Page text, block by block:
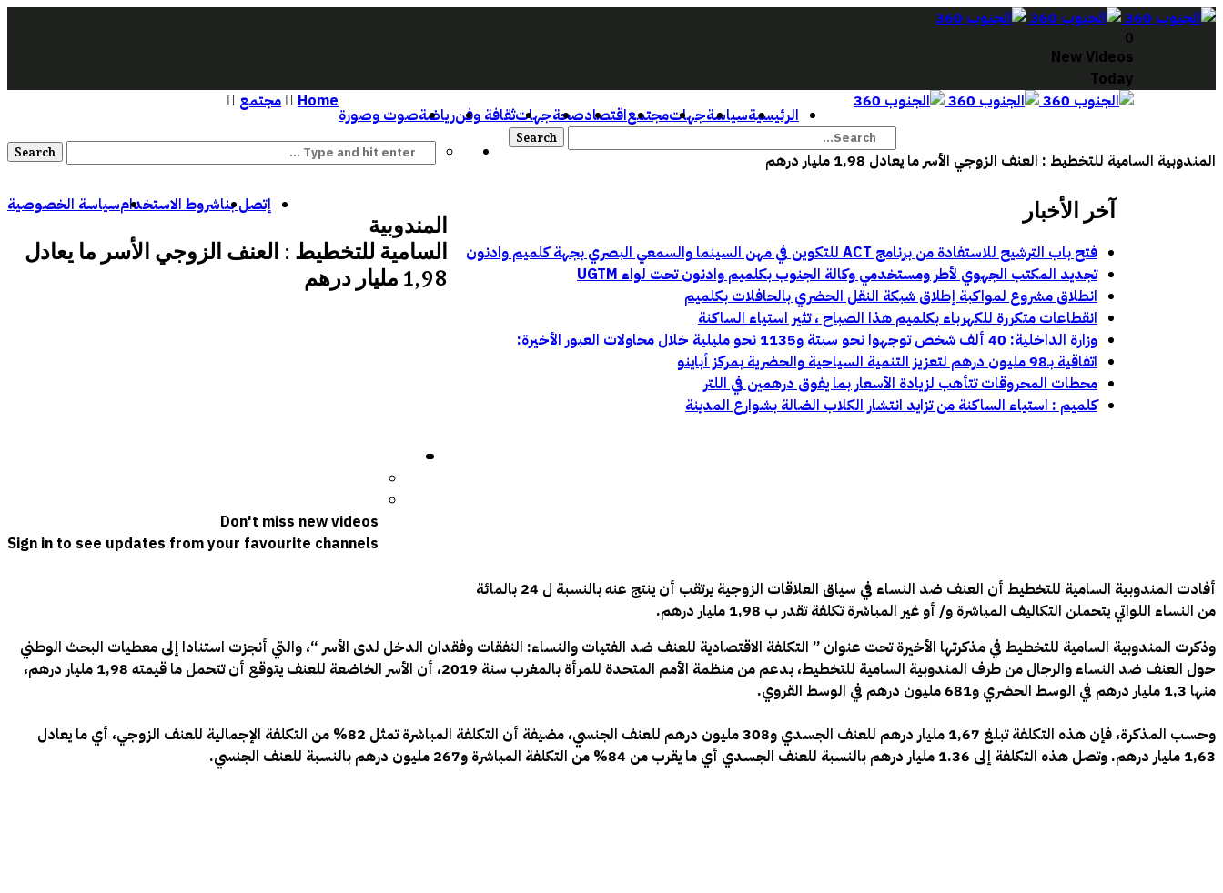
0
New Videos
Today
الرئيسيةسياسةجهاتمجتمعاقتصادصحةجهاتثقافة وفنرياضةصوت وصورة
آخر الأخبار
فتح باب الترشيح للاستفادة من برنامج ACT للتكوين في مهن السينما والسمعي البصري بجهة كلميم وادنون
تجديد المكتب الجهوي لأطر ومستخدمي وكالة الجنوب بكلميم وادنون تحت لواء UGTM
انطلاق مشروع لمواكبة إطلاق شبكة النقل الحضري بالحافلات بكلميم
انقطاعات متكررة للكهرباء بكلميم هذا الصباح ، تثير استياء الساكنة
وزارة الداخلية: 40 ألف شخص توجهوا نحو سبتة و1135 نحو مليلية خلال محاولات العبور الأخيرة:
اتفاقية بـ98 مليون درهم لتعزيز التنمية السياحية والحضرية بمركز أباينو
محطات المحروقات تتأهب لزيادة الأسعار بما يفوق درهمين في اللتر
كلميم : استياء الساكنة من تزايد انتشار الكلاب الضالة بشوارع المدينة
إتصل بناشروط الاستخدامسياسة الخصوصية
Don't miss new videos
Sign in to see updates from your favourite channels
Home مجتمع
المندوبية السامية للتخطيط : العنف الزوجي الأسر ما يعادل 1,98 مليار درهم
المندوبية
السامية للتخطيط : العنف الزوجي الأسر ما يعادل
1,98 مليار درهم
أفادت المندوبية السامية للتخطيط أن العنف ضد النساء في سياق العلاقات الزوجية يرتقب أن ينتج عنه بالنسبة ل 24 بالمائة
من النساء اللواتي يتحملن التكاليف المباشرة و/ أو غير المباشرة تكلفة تقدر ب 1,98 مليار درهم.
وذكرت المندوبية السامية للتخطيط في مذكرتها الأخيرة تحت عنوان ” التكلفة الاقتصادية للعنف ضد الفتيات والنساء: النفقات وفقدان الدخل لدى الأسر “، والتي أنجزت استنادا إلى معطيات البحث الوطني
حول العنف ضد النساء والرجال من طرف المندوبية السامية للتخطيط، بدعم من منظمة الأمم المتحدة للمرأة بالمغرب سنة 2019، أن الأسر الخاضعة للعنف يتوقع أن تتحمل ما قيمته 1,98 مليار درهم،
منها 1,3 مليار درهم في الوسط الحضري و681 مليون درهم في الوسط القروي.
وحسب المذكرة، فإن هذه التكلفة تبلغ 1,67 مليار درهم للعنف الجسدي و308 مليون درهم للعنف الجنسي، مضيفة أن التكلفة المباشرة تمثل 82% من التكلفة الإجمالية للعنف الزوجي، أي ما يعادل
1,63 مليار درهم. وتصل هذه التكلفة إلى 1.36 مليار درهم بالنسبة للعنف الجسدي أي ما يقرب من 84% من التكلفة المباشرة و267 مليون درهم بالنسبة للعنف الجنسي.